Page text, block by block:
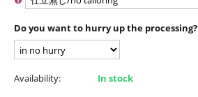
Do you want to hurry up the processing?
Availability: In stock